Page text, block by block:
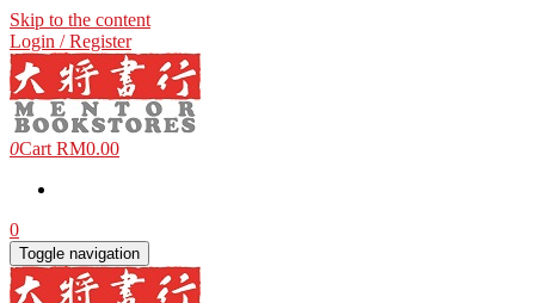
Skip to the content
Login / Register
0Cart RM0.00
0
Toggle navigation